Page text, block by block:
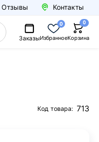
Отзывы Контакты
ЗаказыИзбранное
0
Корзина
0
Код товара: 713